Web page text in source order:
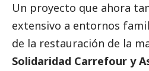
Un proyecto que ahora
extensivo a entornos
de la restauración de la
Solidaridad Carrefour y